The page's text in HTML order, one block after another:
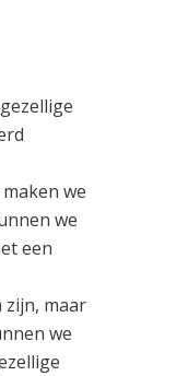
we
we
een
zijn, maar
we